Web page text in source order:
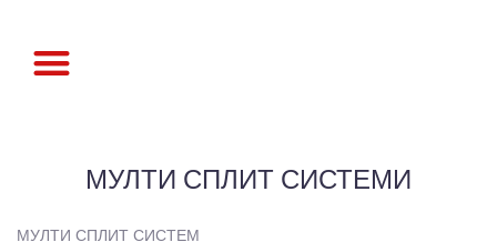
МУЛТИ СПЛИТ СИСТЕМИ
МУЛТИ СПЛИТ СИСТЕМ